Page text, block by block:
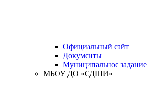
Официальный сайт
Документы
Муниципальное задание
МБОУ ДО «СДШИ»